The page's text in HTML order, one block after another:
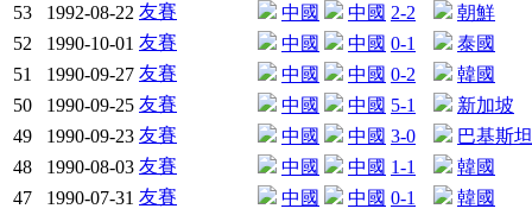
53
1992-08-22 友賽 中國 中國 2-2
朝鮮
52
1990-10-01 友賽 中國 中國 0-1
泰國
51
1990-09-27 友賽 中國 中國 0-2
韓國
50
1990-09-25 友賽 中國 中國 5-1
新加坡
49
1990-09-23 友賽 中國 中國 3-0
巴基斯坦
48
1990-08-03 友賽 中國 中國 1-1
韓國
47
1990-07-31 友賽 中國 中國 0-1
韓國